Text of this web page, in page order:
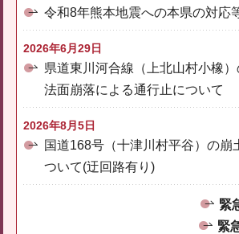
令和8年熊本地震への本県の対応
2026年6月29日
県道東川河合線（上北山村小橡
法面崩落による通行止について
2026年8月5日
国道168号（十津川村平谷）の崩
ついて(迂回路有り)
緊
緊